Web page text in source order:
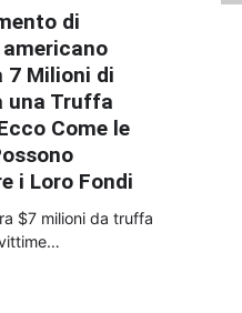
di
7 Milioni di
una Truffa
Come le
i Loro Fondi
$7 milioni da truffa